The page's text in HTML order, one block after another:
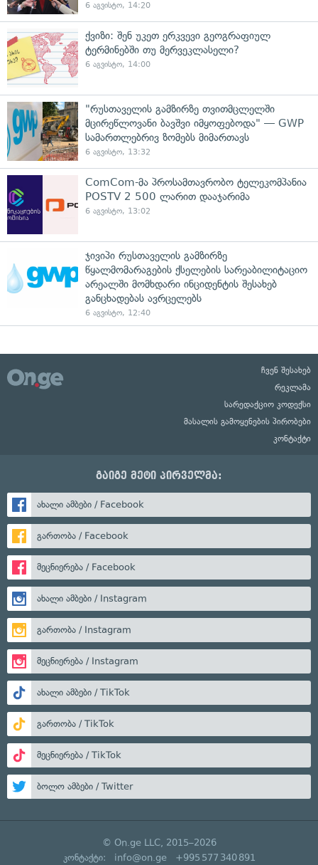
6 აგვისტო, 14:20
ქვიზი: შენ უკეთ ერკვევი გეოგრაფიულ
ტერმინებში თუ მერვეკლასელი?
6 აგვისტო, 14:00
"რუსთაველის გამზირზე თვითმცლელში
მცირეწლოვანი ბავშვი იმყოფებოდა" — GWP
სამართლებრივ ზომებს მიმართავს
6 აგვისტო, 13:32
ComCom-მა პროსამთავრობო ტელეკომპანია
POSTV 2 500 ლარით დააჯარიმა
6 აგვისტო, 13:02
ჯივიპი რუსთაველის გამზირზე
წყალმომარაგების ქსელების სარეაბილიტაციო
არეალში მომხდარი ინციდენტის შესახებ
განცხადებას ავრცელებს
6 აგვისტო, 12:40
ჩვენ შესახებ
რეკლამა
სარედაქციო კოდექსი
მასალის გამოყენების პირობები
კონტაქტი
გაიგე მეტი პირველმა:
ახალი ამბები / Facebook
გართობა / Facebook
მეცნიერება / Facebook
ახალი ამბები / Instagram
გართობა / Instagram
მეცნიერება / Instagram
ახალი ამბები / TikTok
გართობა / TikTok
მეცნიერება / TikTok
ბოლო ამბები / Twitter
© On.ge LLC, 2015–2026
კონტაქტი: info@on.ge +995 577 340 891